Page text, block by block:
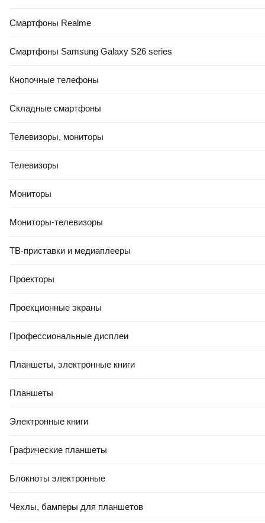
Смартфоны Realme
Смартфоны Samsung Galaxy S26 series
Кнопочные телефоны
Складные смартфоны
Телевизоры, мониторы
Телевизоры
Мониторы
Мониторы-телевизоры
ТВ-приставки и медиаплееры
Проекторы
Проекционные экраны
Профессиональные дисплеи
Планшеты, электронные книги
Планшеты
Электронные книги
Графические планшеты
Блокноты электронные
Чехлы, бамперы для планшетов